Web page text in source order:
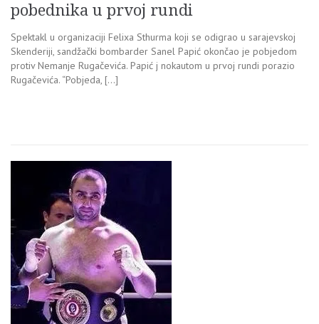
pobednika u prvoj rundi
Spektakl u organizaciji Felixa Sthurma koji se odigrao u sarajevskoj
Skenderiji, sandžački bombarder Sanel Papić okončao je pobjedom
protiv Nemanje Rugačevića. Papić j nokautom u prvoj rundi porazio
Rugačevića. “Pobjeda, […]